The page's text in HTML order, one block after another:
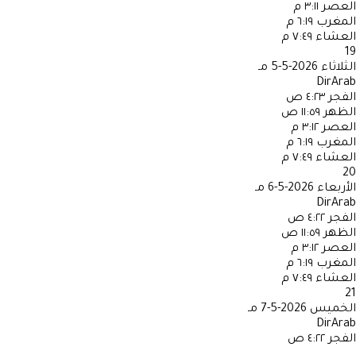
العصر ٣:١١ م
المغرب ٦:١٩ م
العشاء ٧:٤٩ م
19
الثلاثاء 2026-5-5 مـ
DirArab
الفجر ٤:٢٣ ص
الظهر ١١:٥٩ ص
العصر ٣:١٢ م
المغرب ٦:١٩ م
العشاء ٧:٤٩ م
20
الأربعاء 2026-5-6 مـ
DirArab
الفجر ٤:٢٢ ص
الظهر ١١:٥٩ ص
العصر ٣:١٢ م
المغرب ٦:١٩ م
العشاء ٧:٤٩ م
21
الخميس 2026-5-7 مـ
DirArab
الفجر ٤:٢٢ ص